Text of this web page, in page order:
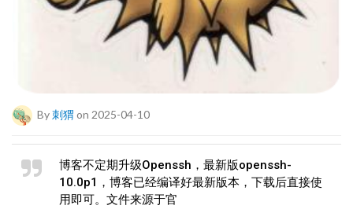
By刺猬 on 2025-04-10
博客不定期升级Openssh，最新版openssh-
10.0p1，博客已经编译好最新版本，下载后直接使
用即可。文件来源于官